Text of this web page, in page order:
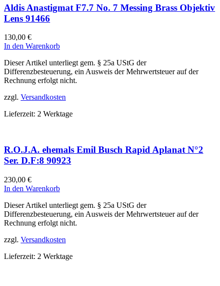
Aldis Anastigmat F7.7 No. 7 Messing Brass Objektiv
Lens 91466
130,00 €
In den Warenkorb
Dieser Artikel unterliegt gem. § 25a UStG der
Differenzbesteuerung, ein Ausweis der Mehrwertsteuer auf der
Rechnung erfolgt nicht.
zzgl. Versandkosten
Lieferzeit: 2 Werktage
R.O.J.A. ehemals Emil Busch Rapid Aplanat N°2
Ser. D.F:8 90923
230,00 €
In den Warenkorb
Dieser Artikel unterliegt gem. § 25a UStG der
Differenzbesteuerung, ein Ausweis der Mehrwertsteuer auf der
Rechnung erfolgt nicht.
zzgl. Versandkosten
Lieferzeit: 2 Werktage